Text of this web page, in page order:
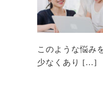
このような悩み
少なくあり […]